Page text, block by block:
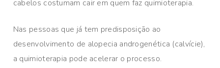
cabelos costumam cair em quem faz quimioterapia.
Nas pessoas que já tem predisposição ao
desenvolvimento de alopecia androgenética (calvície),
a quimioterapia pode acelerar o processo.